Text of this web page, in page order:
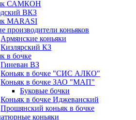
САМКОН
ВКЗ
MARASI
производители коньяков
Армянские коньяки
Кизлярский КЗ
в бочке
Гиневан ВЗ
Коньяк в бочке "СИС АЛКО"
Коньяк в бочке ЗАО "МАП"
Буковые бочки
Коньяк в бочке Иджеванский
Прошянский коньяк в бочке
коньяки